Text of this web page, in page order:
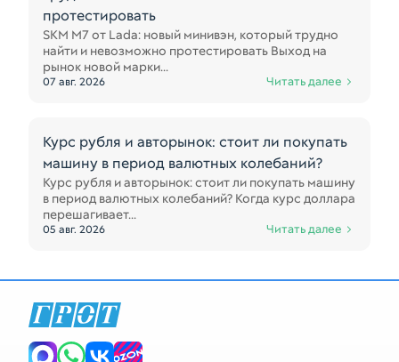
протестировать
SKM M7 от Lada: новый минивэн, который трудно
найти и невозможно протестировать Выход на
рынок новой марки...
07 авг. 2026 Читать далее
Курс рубля и авторынок: стоит ли покупать
машину в период валютных колебаний?
Курс рубля и авторынок: стоит ли покупать машину
в период валютных колебаний? Когда курс доллара
перешагивает...
05 авг. 2026 Читать далее